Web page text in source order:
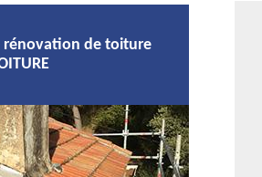
rénovation de toiture